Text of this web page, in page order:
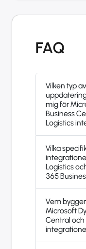
FAQ
Vilken typ
mig för
Business
Logistics
Vilka
Logistics
365
Vem
Microsoft
Central och